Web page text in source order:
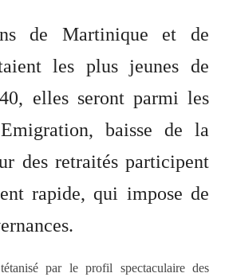
de Martinique et de
les plus jeunes de
elles seront parmi les
baisse de la
des retraités participent
rapide, qui impose de
par le profil spectaculaire des